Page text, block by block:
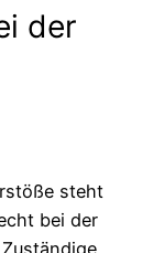
der
steht
bei der